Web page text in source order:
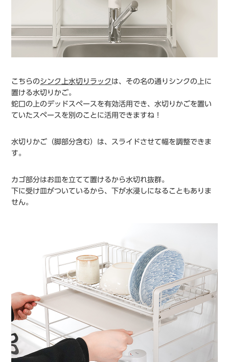
こちらのシンク上水切りラック は、その名の通りシンクの上に
置ける水切りかご。
蛇口の上のデッドスペースを有効活用でき、水切りかごを置い
ていたスペースを別のことに活用できますね！
水切りかご（脚部分含む）は、スライドさせて幅を調整できま
す。
カゴ部分はお皿を立てて置けるから水切れ抜群。
下に受け皿がついているから、下が水浸しになることもありま
せん。